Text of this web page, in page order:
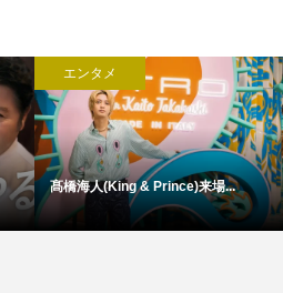
エンタメ
髙橋海人(King & Prince)来場...